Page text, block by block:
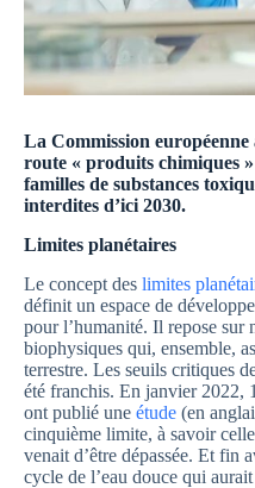
La Commission européenne
route « produits chimiques
familles de substances
interdites d’ici 2030.
Limites planétaires
Le concept des limites
définit un espace de
pour l’humanité. Il repose sur
biophysiques qui, ensemble,
terrestre. Les seuils critiques
été franchis. En janvier 2022,
ont publié une étude (en
cinquième limite, à savoir
venait d’être dépassée. Et fin
cycle de l’eau douce qui